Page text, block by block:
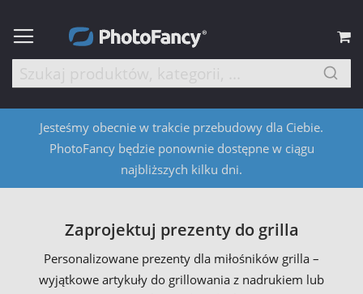
Jesteśmy obecnie w trakcie przebudowy dla Ciebie.
PhotoFancy będzie ponownie dostępne w ciągu
najbliższych kilku dni.
Zaprojektuj prezenty do grilla
Personalizowane prezenty dla miłośników grilla –
wyjątkowe artykuły do grillowania z nadrukiem lub